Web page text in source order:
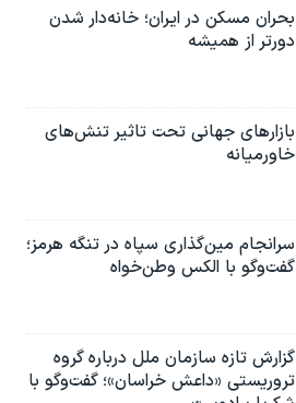
بحران مسکن در ایران؛ خانه‌دار شدن
دورتر از همیشه
بازارهای جهانی تحت تاثیر تنش‌های
خاورمیانه
سرانجام مین‌گذاری‌ سپاه در تنگه هرمز؛
گفت‌وگو با الکس وطن‌خواه
گزارش تازه سازمان ملل درباره گروه
تروریستی «داعش خراسان»؛ گفت‌وگو با